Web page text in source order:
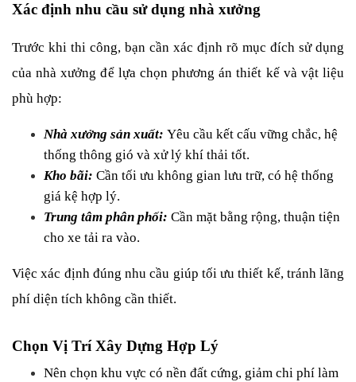
Xác định nhu cầu sử dụng nhà xưởng
Trước khi thi công, bạn cần xác định rõ mục đích sử dụng
của nhà xưởng để lựa chọn phương án thiết kế và vật liệu
phù hợp:
Nhà xưởng sản xuất: Yêu cầu kết cấu vững chắc, hệ
thống thông gió và xử lý khí thải tốt.
Kho bãi: Cần tối ưu không gian lưu trữ, có hệ thống
giá kệ hợp lý.
Trung tâm phân phối: Cần mặt bằng rộng, thuận tiện
cho xe tải ra vào.
Việc xác định đúng nhu cầu giúp tối ưu thiết kế, tránh lãng
phí diện tích không cần thiết.
Chọn Vị Trí Xây Dựng Hợp Lý
Nên chọn khu vực có nền đất cứng, giảm chi phí làm